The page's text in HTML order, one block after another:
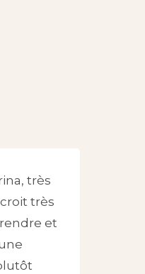
très
très
et